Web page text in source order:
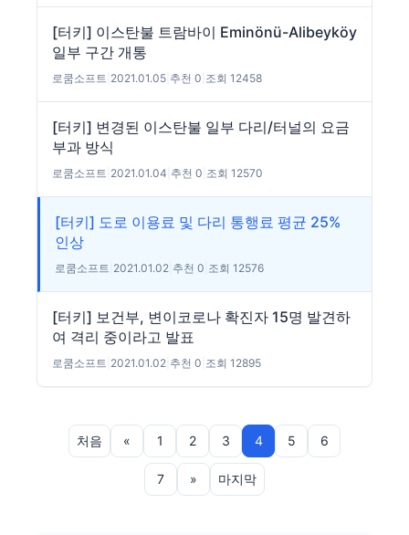
[터키] 이스탄불 트람바이 Eminönü-Alibeyköy
일부 구간 개통
로쿰소프트 2021.01.05 추천 0 조회 12458
[터키] 변경된 이스탄불 일부 다리/터널의 요금
부과 방식
로쿰소프트 2021.01.04 추천 0 조회 12570
[터키] 도로 이용료 및 다리 통행료 평균 25%
인상
로쿰소프트 2021.01.02 추천 0 조회 12576
[터키] 보건부, 변이코로나 확진자 15명 발견하
여 격리 중이라고 발표
로쿰소프트 2021.01.02 추천 0 조회 12895
처음 « 1 2 3 4 5 6
7 » 마지막